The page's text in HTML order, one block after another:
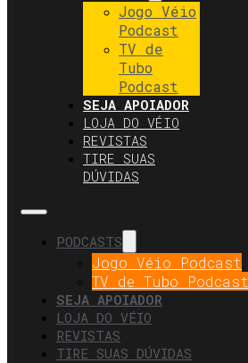
Jogo Véio
Podcast
TV de
Tubo
Podcast
SEJA APOIADOR
LOJA DO VÉIO
REVISTAS
TIRE SUAS
DÚVIDAS
PODCASTS
Jogo Véio Podcast
TV de Tubo Podcast
SEJA APOIADOR
LOJA DO VÉIO
REVISTAS
TIRE SUAS DÚVIDAS